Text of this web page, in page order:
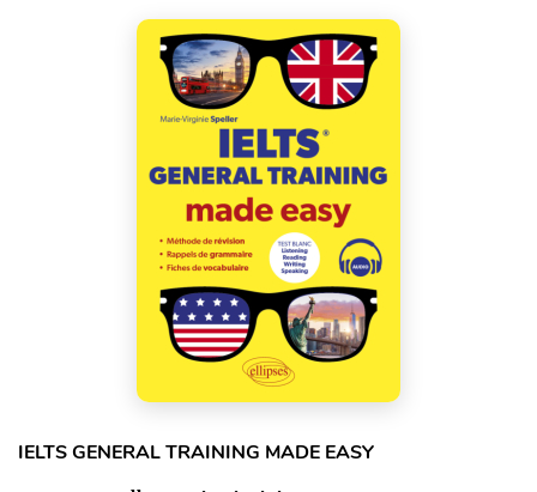
IELTS GENERAL TRAINING MADE EASY